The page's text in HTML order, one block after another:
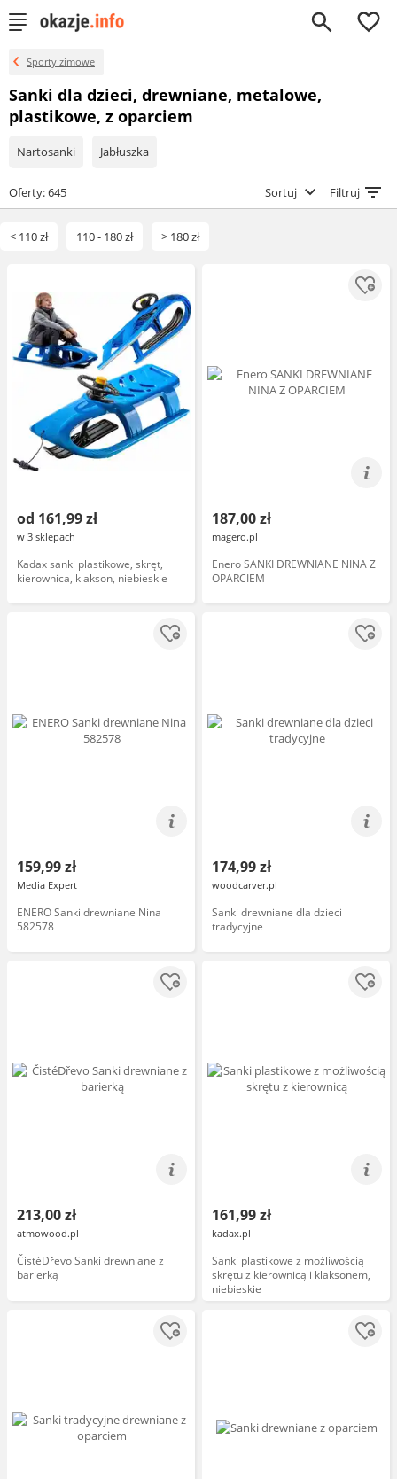
0
Sporty zimowe
Sanki dla dzieci, drewniane, metalowe,
plastikowe, z oparciem
Nartosanki Jabłuszka
Oferty: 645 Sortuj Filtruj
< 110 zł 110 - 180 zł > 180 zł
od 161,99 zł
w 3 sklepach
Kadax sanki plastikowe, skręt,
kierownica, klakson, niebieskie
187,00 zł
magero.pl
Enero SANKI DREWNIANE NINA Z
OPARCIEM
159,99 zł
Media Expert
ENERO Sanki drewniane Nina
582578
174,99 zł
woodcarver.pl
Sanki drewniane dla dzieci
tradycyjne
213,00 zł
atmowood.pl
ČistéDřevo Sanki drewniane z
barierką
161,99 zł
kadax.pl
Sanki plastikowe z możliwością
skrętu z kierownicą i klaksonem,
niebieskie